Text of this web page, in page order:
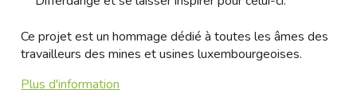
Ce projet est un hommage dédié à toutes les âmes des
travailleurs des mines et usines luxembourgeoises.
Plus d'information